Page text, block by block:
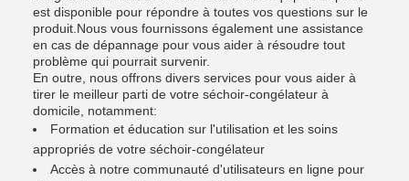
est disponible pour répondre à toutes vos questions sur le
produit.Nous vous fournissons également une assistance
en cas de dépannage pour vous aider à résoudre tout
problème qui pourrait survenir.
En outre, nous offrons divers services pour vous aider à
tirer le meilleur parti de votre séchoir-congélateur à
domicile, notamment:
Formation et éducation sur l'utilisation et les soins
appropriés de votre séchoir-congélateur
Accès à notre communauté d'utilisateurs en ligne pour